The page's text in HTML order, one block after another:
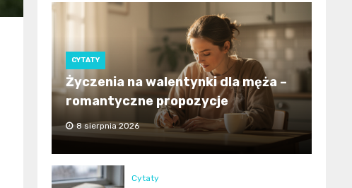
CYTATY
Życzenia na walentynki dla męża –
romantyczne propozycje
8 sierpnia 2026
Cytaty